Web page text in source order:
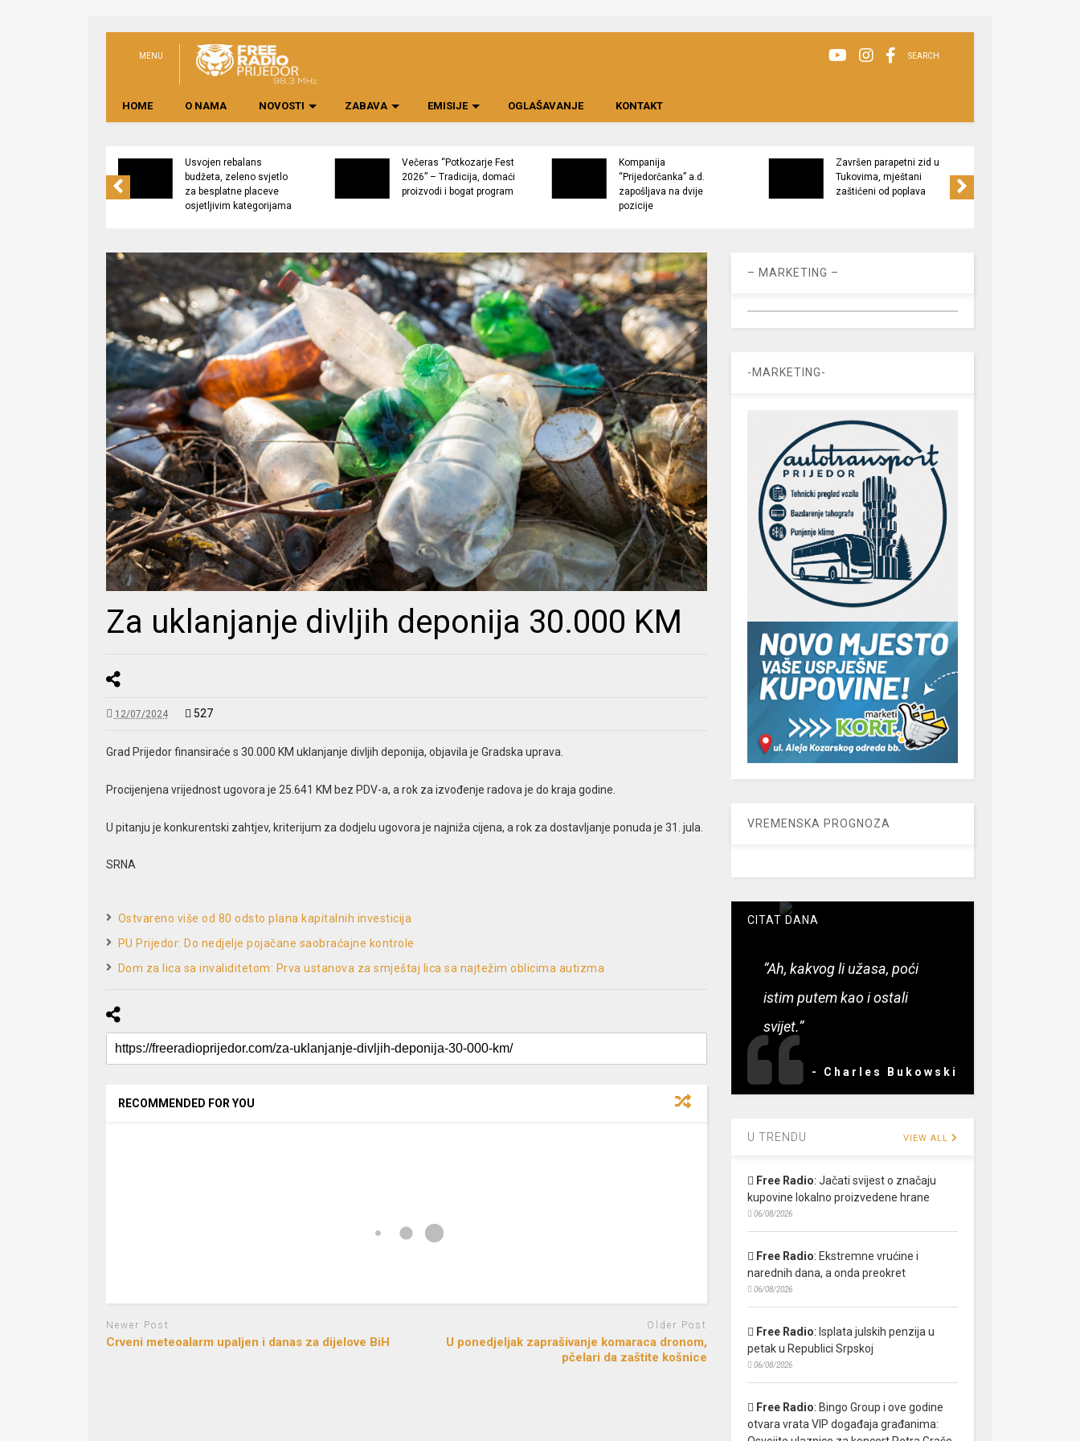
MENU SEARCH
HOME O NAMA NOVOSTI ZABAVA EMISIJE OGLAŠAVANJE KONTAKT
Usvojen rebalans
budžeta, zeleno svjetlo
za besplatne placeve
osjetljivim kategorijama
Večeras “Potkozarje Fest
2026” – Tradicija, domaći
proizvodi i bogat program
Kompanija
“Prijedorčanka” a.d.
zapošljava na dvije
pozicije
Završen parapetni zid u
Tukovima, mještani
zaštićeni od poplava
Za uklanjanje divljih deponija 30.000 KM
12/07/2024 527
Grad Prijedor finansiraće s 30.000 KM uklanjanje divljih deponija, objavila je Gradska uprava.
Procijenjena vrijednost ugovora je 25.641 KM bez PDV-a, a rok za izvođenje radova je do kraja godine.
U pitanju je konkurentski zahtjev, kriterijum za dodjelu ugovora je najniža cijena, a rok za dostavljanje ponuda je 31. jula.
SRNA
Ostvareno više od 80 odsto plana kapitalnih investicija
PU Prijedor: Do nedjelje pojačane saobraćajne kontrole
Dom za lica sa invaliditetom: Prva ustanova za smještaj lica sa najtežim oblicima autizma
RECOMMENDED FOR YOU
Newer Post
Crveni meteoalarm upaljen i danas za dijelove BiH
Older Post
U ponedjeljak zaprašivanje komaraca dronom,
pčelari da zaštite košnice
– MARKETING –
-MARKETING-
VREMENSKA PROGNOZA
CITAT DANA
“Ah, kakvog li užasa, poći
istim putem kao i ostali
svijet.”
- Charles Bukowski
U TRENDU VIEW ALL
Free Radio: Jačati svijest o značaju
kupovine lokalno proizvedene hrane
06/08/2026
Free Radio: Ekstremne vrućine i
narednih dana, a onda preokret
06/08/2026
Free Radio: Isplata julskih penzija u
petak u Republici Srpskoj
06/08/2026
Free Radio: Bingo Group i ove godine
otvara vrata VIP događaja građanima: